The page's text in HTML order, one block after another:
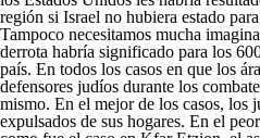
región si Israel no hubiera estado
Tampoco necesitamos mucha
derrota habría significado para los
país. En todos los casos en que los
defensores judíos durante los
mismo. En el mejor de los casos, los
expulsados ​​de sus hogares. En el